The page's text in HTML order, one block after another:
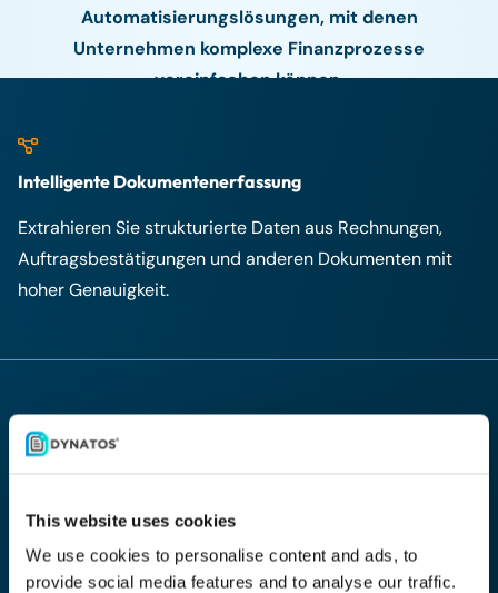
This website uses cookies
We use cookies to personalise content and ads, to
provide social media features and to analyse our traffic.
Automatisierungslösungen, mit denen
Unternehmen komplexe Finanzprozesse
vereinfachen können.
Intelligente Dokumentenerfassung
Extrahieren Sie strukturierte Daten aus Rechnungen,
Auftragsbestätigungen und anderen Dokumenten mit
hoher Genauigkeit.
Automatisierte Workflows
Digitalisieren Sie Routing, Freigaben und
reduzieren.